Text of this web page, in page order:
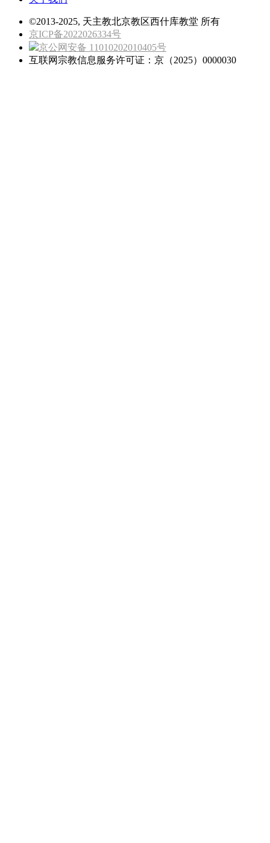
©2013-2025, 天主教北京教区西什库教堂 所有
京ICP备2022026334号
京公网安备 11010202010405号
互联网宗教信息服务许可证：京（2025）0000030